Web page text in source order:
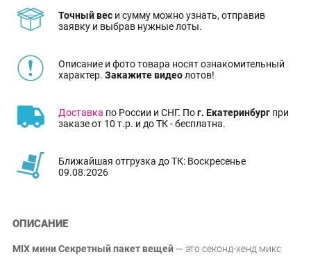
Точный вес и сумму можно узнать, отправив
заявку и выбрав нужные лоты.
Описание и фото товара носят ознакомительный
характер. Закажите видеолотов!
Доставка по России и СНГ. Пог. Екатеринбург при
заказе от 10 т.р. и до ТК - бесплатна.
Ближайшая отгрузка до ТК: Воскресенье
09.08.2026
ОПИСАНИЕ
MIX мини Секретный пакет вещей — это секонд-хенд микс